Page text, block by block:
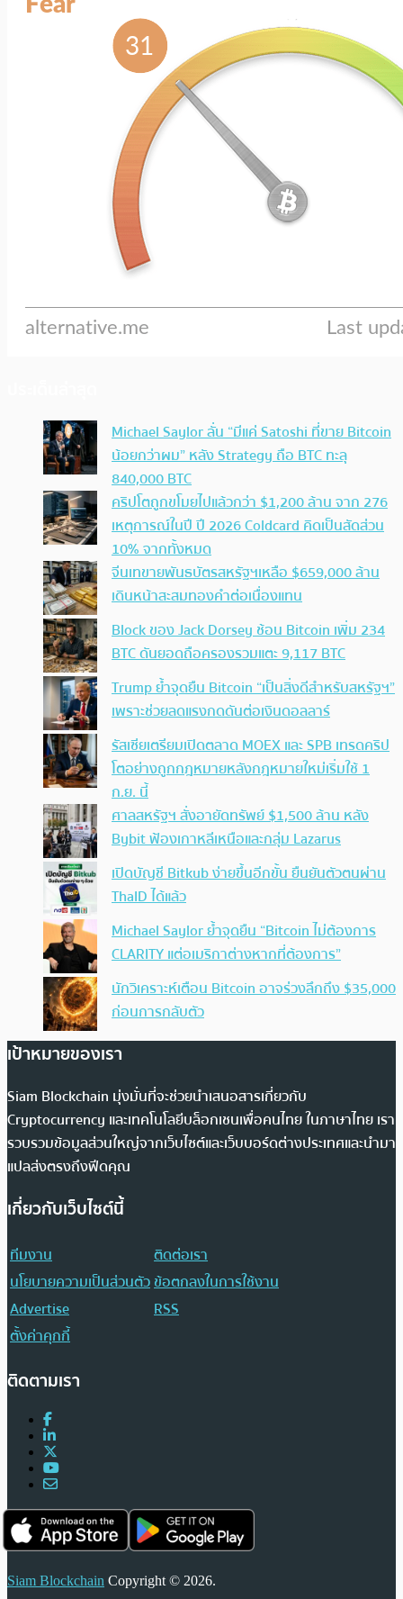
Michael Saylor ลั่น “มีแค่ Satoshi ที่ขาย Bitcoin
น้อยกว่าผม” หลัง Strategy ถือ BTC ทะลุ
840,000 BTC
คริปโตถูกขโมยไปแล้วกว่า $1,200 ล้าน จาก 276
เหตุการณ์ในปี ปี 2026 Coldcard คิดเป็นสัดส่วน
10% จากทั้งหมด
จีนเทขายพันธบัตรสหรัฐฯเหลือ $659,000 ล้าน
เดินหน้าสะสมทองคำต่อเนื่องแทน
Block ของ Jack Dorsey ช้อน Bitcoin เพิ่ม 234
BTC ดันยอดถือครองรวมแตะ 9,117 BTC
Trump ย้ำจุดยืน Bitcoin “เป็นสิ่งดีสำหรับสหรัฐฯ”
เพราะช่วยลดแรงกดดันต่อเงินดอลลาร์
รัสเซียเตรียมเปิดตลาด MOEX และ SPB เทรดคริป
โตอย่างถูกกฎหมายหลังกฎหมายใหม่เริ่มใช้ 1
ก.ย. นี้
ศาลสหรัฐฯ สั่งอายัดทรัพย์ $1,500 ล้าน หลัง
Bybit ฟ้องเกาหลีเหนือและกลุ่ม Lazarus
เปิดบัญชี Bitkub ง่ายขึ้นอีกขั้น ยืนยันตัวตนผ่าน
ThaID ได้แล้ว
Michael Saylor ย้ำจุดยืน “Bitcoin ไม่ต้องการ
CLARITY แต่อเมริกาต่างหากที่ต้องการ”
นักวิเคราะห์เตือน Bitcoin อาจร่วงลึกถึง $35,000
ก่อนการกลับตัว
เป้าหมายของเรา
Siam Blockchain มุ่งมั่นที่จะช่วยนำเสนอสารเกี่ยวกับ
Cryptocurrency และเทคโนโลยีบล็อกเชนเพื่อคนไทย ในภาษาไทย เรา
รวบรวมข้อมูลส่วนใหญ่จากเว็บไซต์และเว็บบอร์ดต่างประเทศและนำมา
แปลส่งตรงถึงฟีดคุณ
เกี่ยวกับเว็บไซต์นี้
ทีมงาน
ติดต่อเรา
นโยบายความเป็นส่วนตัวข้อตกลงในการใช้งาน
Advertise
RSS
ตั้งค่าคุกกี้
ติดตามเรา
Siam Blockchain Copyright © 2026.